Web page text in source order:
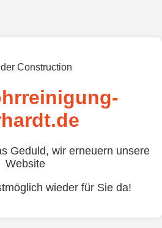
Geduld, wir erneuern unsere
Website
wieder für Sie da!